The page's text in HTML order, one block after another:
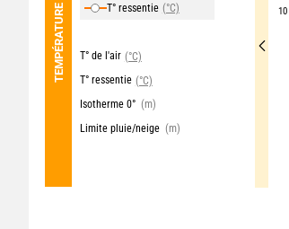
TEMPÉRATURE
T° ressentie (°C)
T° de l'air (°C)
T° ressentie (°C)
Isotherme 0° (m)
Limite pluie/neige (m)
10